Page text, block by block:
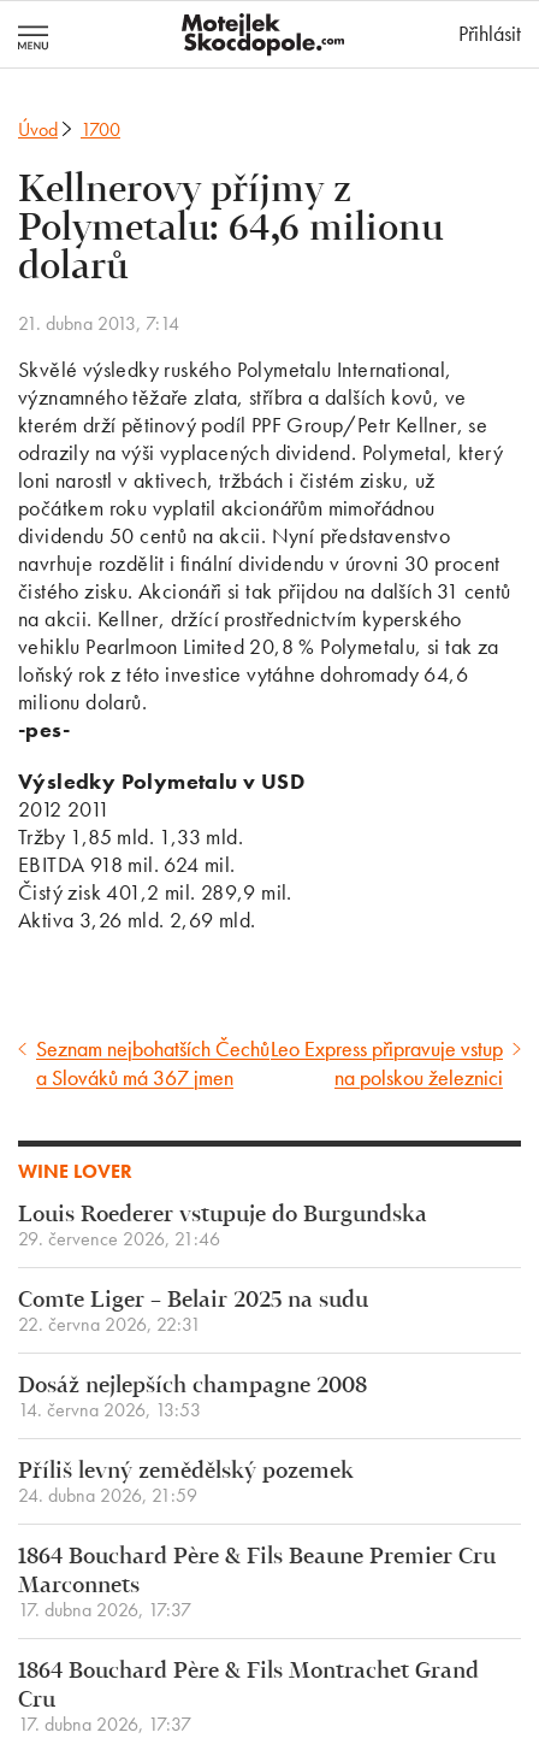
Přihlásit
Úvod 1700
Kellnerovy příjmy z
Polymetalu: 64,6 milionu
dolarů
21. dubna 2013, 7:14
Skvělé výsledky ruského Polymetalu International,
významného těžaře zlata, stříbra a dalších kovů, ve
kterém drží pětinový podíl PPF Group/Petr Kellner, se
odrazily na výši vyplacených dividend. Polymetal, který
loni narostl v aktivech, tržbách i čistém zisku, už
počátkem roku vyplatil akcionářům mimořádnou
dividendu 50 centů na akcii. Nyní představenstvo
navrhuje rozdělit i finální dividendu v úrovni 30 procent
čistého zisku. Akcionáři si tak přijdou na dalších 31 centů
na akcii. Kellner, držící prostřednictvím kyperského
vehiklu Pearlmoon Limited 20,8 % Polymetalu, si tak za
loňský rok z této investice vytáhne dohromady 64,6
milionu dolarů.
-pes-
Výsledky Polymetalu v USD
2012 2011
Tržby 1,85 mld. 1,33 mld.
EBITDA 918 mil. 624 mil.
Čistý zisk 401,2 mil. 289,9 mil.
Aktiva 3,26 mld. 2,69 mld.
Předcházející
článek
Seznam nejbohatších Čechů
a Slováků má 367 jmen
Následující
článek
Leo Express připravuje vstup
na polskou železnici
WINE LOVER
Louis Roederer vstupuje do Burgundska
29. července 2026, 21:46
Comte Liger – Belair 2025 na sudu
22. června 2026, 22:31
Dosáž nejlepších champagne 2008
14. června 2026, 13:53
Příliš levný zemědělský pozemek
24. dubna 2026, 21:59
1864 Bouchard Père & Fils Beaune Premier Cru
Marconnets
17. dubna 2026, 17:37
1864 Bouchard Père & Fils Montrachet Grand
Cru
17. dubna 2026, 17:37